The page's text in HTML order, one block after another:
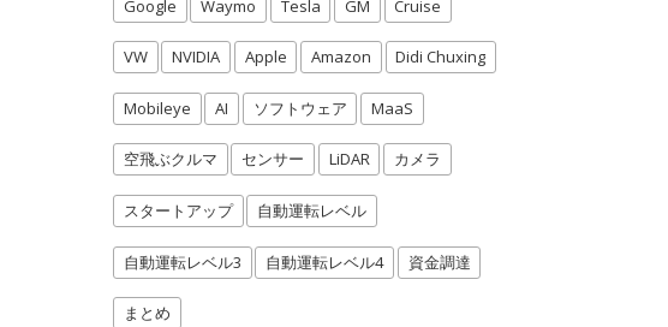
Google Waymo Tesla GM Cruise
VW NVIDIA Apple Amazon Didi Chuxing
Mobileye AI ソフトウェア MaaS
空飛ぶクルマ センサー LiDAR カメラ
スタートアップ 自動運転レベル
自動運転レベル3 自動運転レベル4 資金調達
まとめ